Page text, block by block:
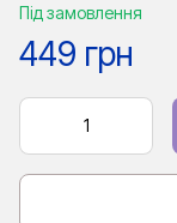
Під замовлення
449 грн